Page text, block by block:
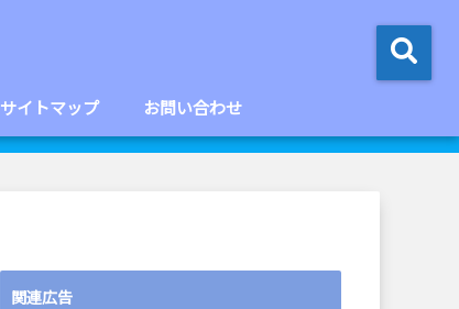
サイトマップ お問い合わせ
関連広告